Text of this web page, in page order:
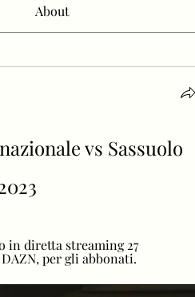
About
vs Sassuolo
in diretta streaming 27
per gli abbonati.